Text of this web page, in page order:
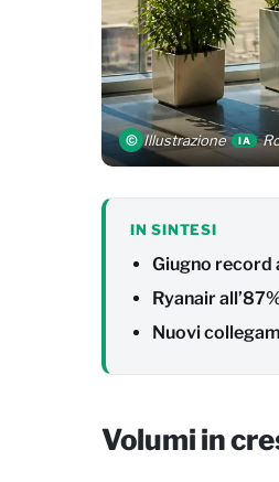
© Illustrazione IA
IN SINTESI
Giugno record
Ryanair
Nuovi
Volumi in